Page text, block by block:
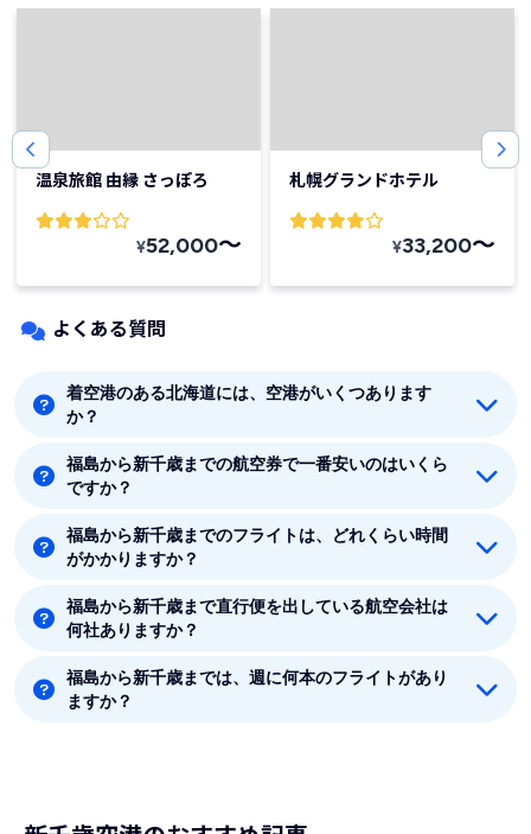
温泉旅館 由縁 さっぽろ
¥52,000〜
札幌グランドホテル
¥33,200〜
よくある質問
着空港のある北海道には、空港がいくつあります
か？
着空港のある北海道には12つの空港があります。新千
歳、丘珠、旭川、帯広、釧路、函館、稚内、奥尻、中標
津、女満別、紋別、利尻です。
福島から新千歳までの航空券で一番安いのはいくら
ですか？
福島から新千歳までの最安値はANA(全日空)の14450円
です。
福島から新千歳までのフライトは、どれくらい時間
がかかりますか？
福島から新千歳まで平均フライト時間は約1時間35分で
す。
福島から新千歳まで直行便を出している航空会社は
何社ありますか？
福島から新千歳まで直行便を出している航空会社は1社
あります。
福島から新千歳までは、週に何本のフライトがあり
ますか？